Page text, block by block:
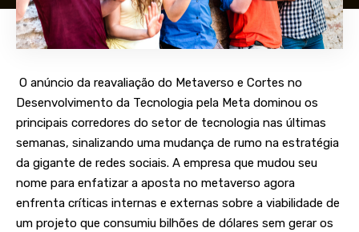
O anúncio da reavaliação do Metaverso e Cortes no
Desenvolvimento da Tecnologia pela Meta dominou os
principais corredores do setor de tecnologia nas últimas
semanas, sinalizando uma mudança de rumo na estratégia
da gigante de redes sociais. A empresa que mudou seu
nome para enfatizar a aposta no metaverso agora
enfrenta críticas internas e externas sobre a viabilidade de
um projeto que consumiu bilhões de dólares sem gerar os